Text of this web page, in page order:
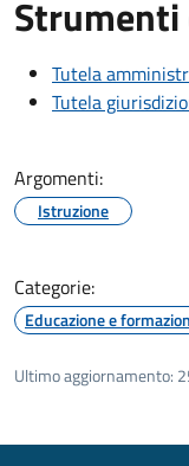
Tutela
Tutela
Argomenti:
Istruzione
Categorie:
Educazione e
Ultimo aggiornamento: